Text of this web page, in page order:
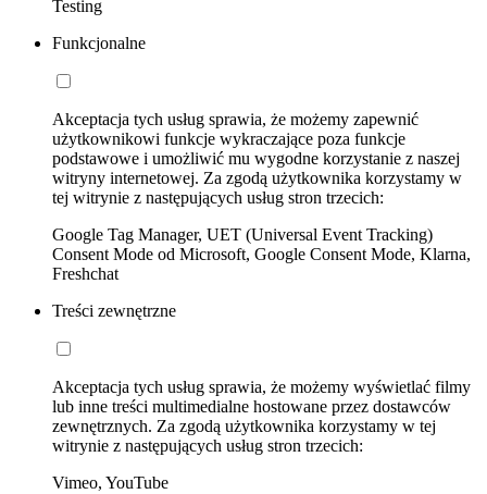
Testing
Funkcjonalne
Akceptacja tych usług sprawia, że możemy zapewnić
użytkownikowi funkcje wykraczające poza funkcje
podstawowe i umożliwić mu wygodne korzystanie z naszej
witryny internetowej. Za zgodą użytkownika korzystamy w
tej witrynie z następujących usług stron trzecich:
Google Tag Manager, UET (Universal Event Tracking)
Consent Mode od Microsoft, Google Consent Mode, Klarna,
Freshchat
Treści zewnętrzne
Akceptacja tych usług sprawia, że możemy wyświetlać filmy
lub inne treści multimedialne hostowane przez dostawców
zewnętrznych. Za zgodą użytkownika korzystamy w tej
witrynie z następujących usług stron trzecich:
Vimeo, YouTube